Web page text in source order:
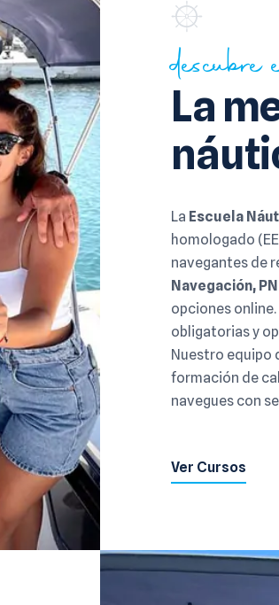
La
La Escuela
homologado
navegantes de
Navegación,
opciones
obligatorias y
Nuestro equipo
formación de
navegues con
Ver Cursos